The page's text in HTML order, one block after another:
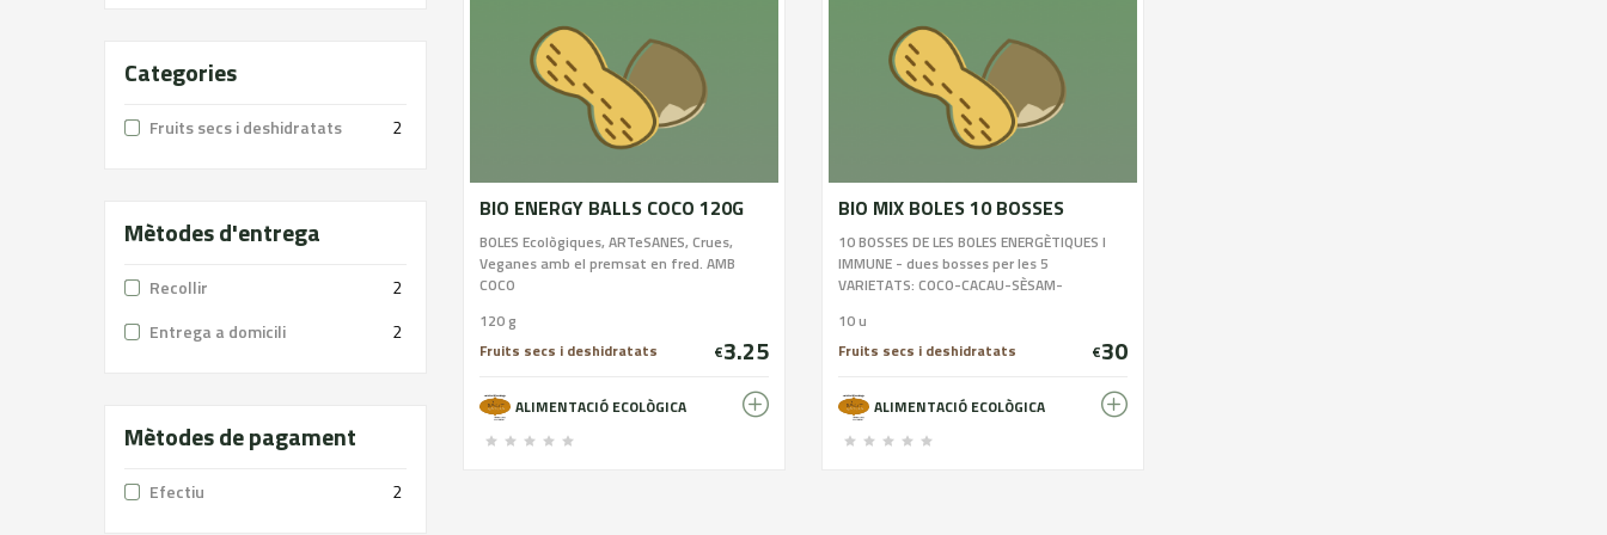
BIO ENERGY BALLS COCO 120G
BOLES Ecològiques, ARTeSANES, Crues,
Veganes amb el premsat en fred. AMB
COCO
120 g
Fruits secs i deshidratats
€3.25
ALIMENTACIÓ ECOLÒGICA
BIO MIX BOLES 10 BOSSES
10 BOSSES DE LES BOLES ENERGÈTIQUES I
IMMUNE - dues bosses per les 5
VARIETATS: COCO-CACAU-SÈSAM-
10 u
Fruits secs i deshidratats
€30
ALIMENTACIÓ ECOLÒGICA
Categories
Fruits secs i deshidratats 2
Mètodes d'entrega
Recollir
2
Entrega a domicili
2
Mètodes de pagament
Efectiu 2